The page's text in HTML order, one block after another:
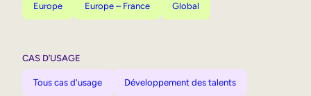
Europe Europe – France Global
CAS D’USAGE
Tous cas d'usage Développement des talents